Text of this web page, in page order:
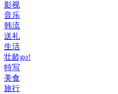
影视
音乐
韩流
送礼
生活
壮龄go!
特写
美食
旅行